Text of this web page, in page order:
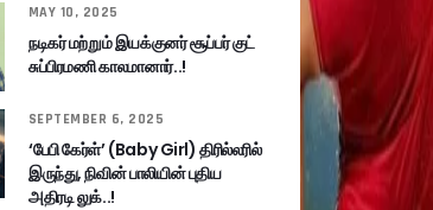
MAY 10, 2025
நடிகர் மற்றும் இயக்குனர் சூப்பர் குட்
சுப்பிரமணி காலமானார்..!
SEPTEMBER 6, 2025
‘பேபி கேர்ள்’ (Baby Girl) திரில்லரில்
இருந்து, நிவின் பாலியின் புதிய
அதிரடி லுக்..!